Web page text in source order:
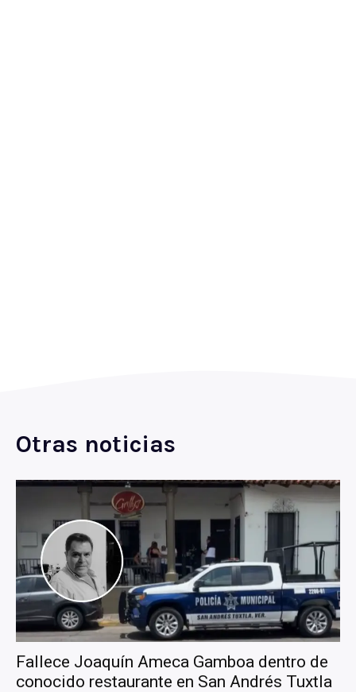
Otras noticias
Fallece Joaquín Ameca Gamboa dentro de
conocido restaurante en San Andrés Tuxtla